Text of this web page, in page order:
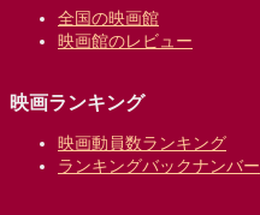
全国の映画館
映画館のレビュー
映画ランキング
映画動員数ランキング
ランキングバックナンバー